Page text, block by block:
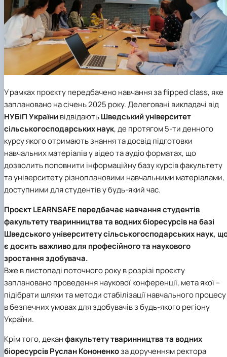
У рамках проєкту передбачено навчання за flipped class, яке
заплановано на січень 2025 року. Делеговані викладачі від
НУБіП України відвідаютьШведський університет
сільськогосподарських наук, де протягом 5-ти денного
курсу якого отримають знання та досвід підготовки
навчальних матеріалів у відео та аудіо форматах, що
дозволить поповнити інформаційну базу курсів факультету
та університету різноплановими навчальними матеріалами,
доступними для студентів у будь-який час.
Проєкт LEARNSAFE передбачає навчання студентів
факультету тваринництва та водних біоресурсівна базі
Шведського університету сільськогосподарських наук,
є досить важливо для професійного та наукового
зростання здобувача.
Вже в листопаді поточного року в розрізі проєкту
заплановано проведення наукової конференції, мета якої –
підібрати шляхи та методи стабілізації навчального процесу
в безпечних умовах для здобувачів з будь-якого регіону
України.
Крім того, деканфакультету тваринництва та водних
біоресурсівРуслан Кононенкоза дорученням ректора